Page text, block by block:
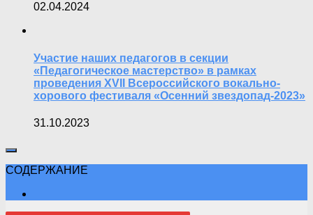
02.04.2024
Участие наших педагогов в секции
«Педагогическое мастерство» в рамках
проведения XVII Всероссийского вокально-
хорового фестиваля «Осенний звездопад-2023»
31.10.2023
СОДЕРЖАНИЕ